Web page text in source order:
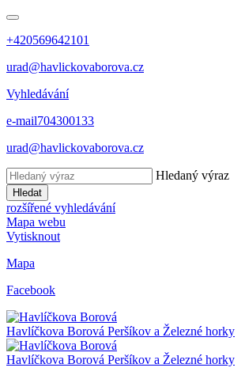
+420569642101
urad@havlickovaborova.cz
Vyhledávání
e-mail704300133
urad@havlickovaborova.cz
Hledaný výraz
Hledat
rozšířené vyhledávání
Mapa webu
Vytisknout
Mapa
Facebook
Havlíčkova Borová Peršíkov a Železné horky
Havlíčkova Borová Peršíkov a Železné horky